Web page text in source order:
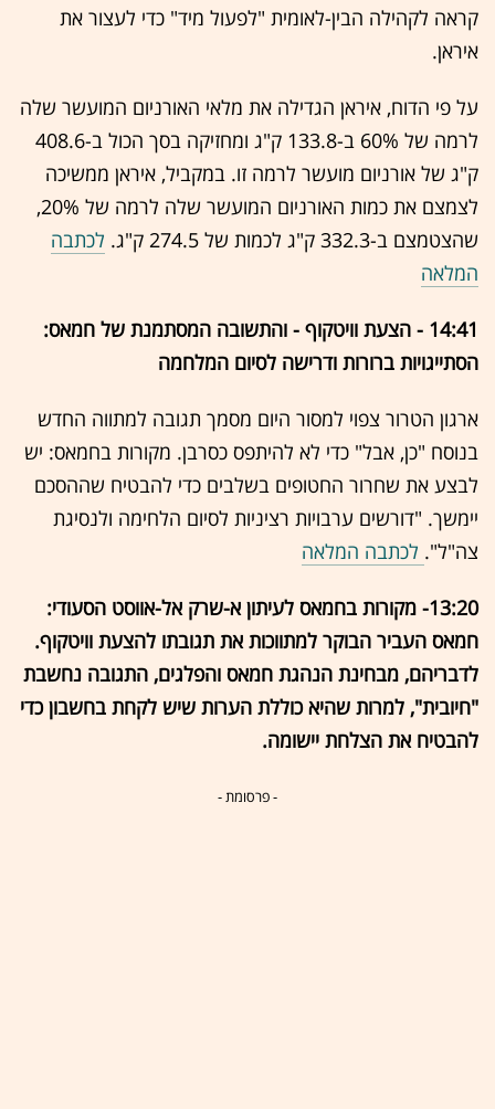
קראה לקהילה הבין-לאומית "לפעול מיד" כדי לעצור את
איראן.
על פי הדוח, איראן הגדילה את מלאי האורניום המועשר שלה
לרמה של 60% ב-133.8 ק"ג ומחזיקה בסך הכול ב-408.6
ק"ג של אורניום מועשר לרמה זו. במקביל, איראן ממשיכה
לצמצם את כמות האורניום המועשר שלה לרמה של 20%,
שהצטמצם ב-332.3 ק"ג לכמות של 274.5 ק"ג.
לכתבה
המלאה
14:41 - הצעת וויטקוף - והתשובה המסתמנת של חמאס:
הסתייגויות ברורות ודרישה לסיום המלחמה
ארגון הטרור צפוי למסור היום מסמך תגובה למתווה החדש
בנוסח "כן, אבל" כדי לא להיתפס כסרבן. מקורות בחמאס: יש
לבצע את שחרור החטופים בשלבים כדי להבטיח שההסכם
יימשך. "דורשים ערבויות רציניות לסיום הלחימה ולנסיגת
צה"ל". לכתבה המלאה
13:20- מקורות בחמאס לעיתון א-שרק אל-אווסט הסעודי:
חמאס העביר הבוקר למתווכות את תגובתו להצעת וויטקוף.
לדבריהם, מבחינת הנהגת חמאס והפלגים, התגובה נחשבת
"חיובית", למרות שהיא כוללת הערות שיש לקחת בחשבון כדי
להבטיח את הצלחת יישומה.
- פרסומת -